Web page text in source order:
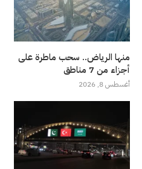
منها الرياض.. سحب ماطرة على
أجزاء من 7 مناطق
أغسطس 8, 2026